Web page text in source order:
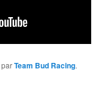
parTeam Bud Racing.